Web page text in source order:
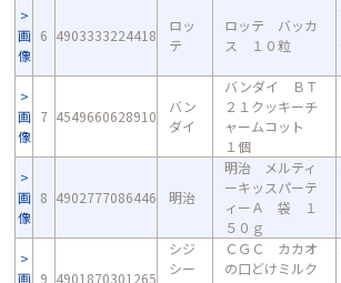
画
像
6 4903333224418
ロッ
テ
ロッテ バッカ
ス １０粒
画
像
7 4549660628910
バン
ダイ
バンダイ ＢＴ
２１クッキーチ
ャームコット
１個
画
像
8 4902777086446 明治
明治 メルティ
ーキッスパーテ
ィーＡ 袋 １
５０ｇ
画 9 4901870301265
シジ
シー
ＣＧＣ カカオ
の口どけミルク